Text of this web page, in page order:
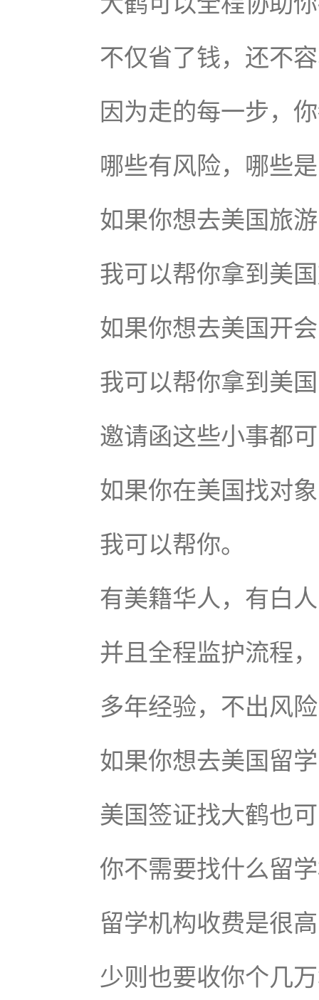
不仅省了钱，还不
因为走的每一步，
哪些有风险，哪些
如果你想去美国旅
我可以帮你拿到美
如果你想去美国开
我可以帮你拿到美
邀请函这些小事都
如果你在美国找对
我可以帮你。
有美籍华人，有白
并且全程监护流程，
多年经验，不出风
如果你想去美国留
美国签证找大鹤也
你不需要找什么留
留学机构收费是很
少则也要收你个几